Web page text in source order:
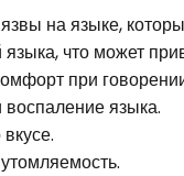
на языке,
языка, что может
при
воспаление языка.